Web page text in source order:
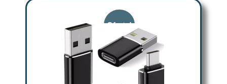
price
$ 12.900.
price
is:
$ 9.900.